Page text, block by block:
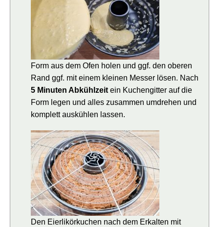
Form aus dem Ofen holen und ggf. den oberen
Rand ggf. mit einem kleinen Messer lösen. Nach
5 Minuten Abkühlzeit ein Kuchengitter auf die
Form legen und alles zusammen umdrehen und
komplett auskühlen lassen.
Den Eierlikörkuchen nach dem Erkalten mit